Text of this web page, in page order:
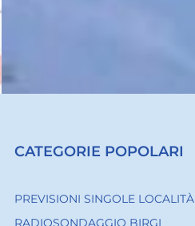
CATEGORIE POPOLARI
PREVISIONI SINGOLE LOCALITÀ
RADIOSONDAGGIO BIRGI